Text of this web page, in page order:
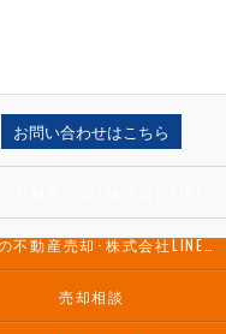
お問い合わせはこちら
大阪の不動産売却･株式会社LINES不動産のお客様の声
売却相談